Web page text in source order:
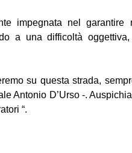
impegnata nel garantire
a una difficoltà
su questa strada,
Antonio D’Urso -.
“.